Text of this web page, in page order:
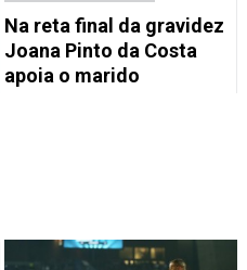
Na reta final da gravidez
Joana Pinto da Costa
apoia o marido